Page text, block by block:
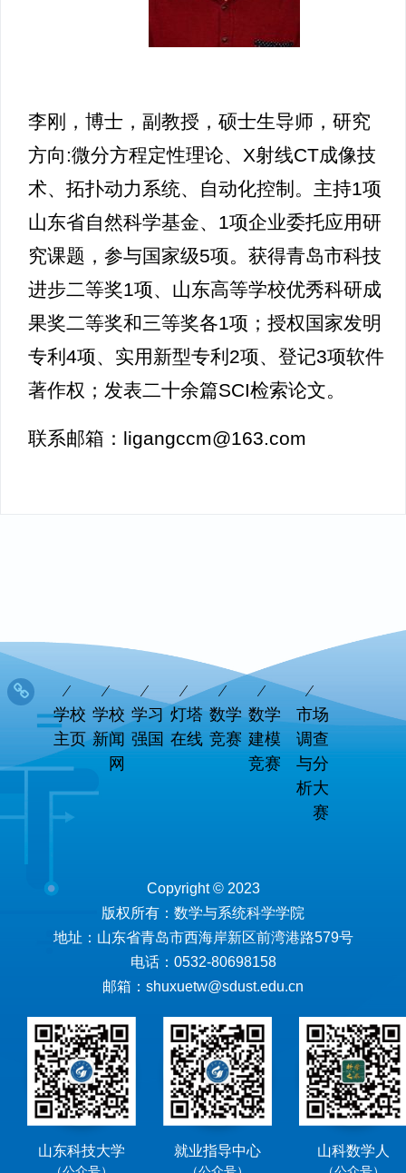
李刚，博士，副教授，硕士生导师，研究
方向:微分方程定性理论、X射线CT成像技
术、拓扑动力系统、自动化控制。主持1项
山东省自然科学基金、1项企业委托应用研
究课题，参与国家级5项。获得青岛市科技
进步二等奖1项、山东高等学校优秀科研成
果奖二等奖和三等奖各1项；授权国家发明
专利4项、实用新型专利2项、登记3项软件
著作权；发表二十余篇SCI检索论文。
联系邮箱：ligangccm@163.com
学校
主页
学校
新闻
网
学习
强国
灯塔
在线
数学
竞赛
数学
建模
竞赛
市场
调查
与分
析大
赛
Copyright © 2023
版权所有：数学与系统科学学院
地址：山东省青岛市西海岸新区前湾港路579号
电话：0532-80698158
邮箱：shuxuetw@sdust.edu.cn
山东科技大学 就业指导中心 山科数学人